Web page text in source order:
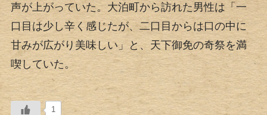
声が上がっていた。大泊町から訪れた男性は「一
口目は少し辛く感じたが、二口目からは口の中に
甘みが広がり美味しい」と、天下御免の奇祭を満
喫していた。
1